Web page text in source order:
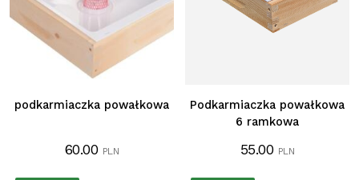
podkarmiaczka powałkowa
60.00 PLN
Podkarmiaczka powałkowa
6 ramkowa
55.00 PLN